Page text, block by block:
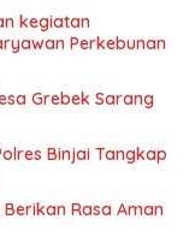
kegiatan
Perkebunan
Grebek Sarang
Binjai Tangkap
Rasa Aman